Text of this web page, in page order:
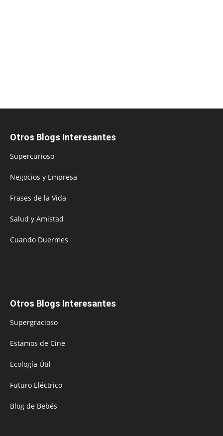
Otros Blogs Interesantes
Supercurioso
Negocios y Empresa
Frases de la Vida
Salud y Amistad
Cuando Duermes
Otros Blogs Interesantes
Supergracioso
Estamos de Cine
Ecología Útil
Futuro Eléctrico
Blog de Bebés